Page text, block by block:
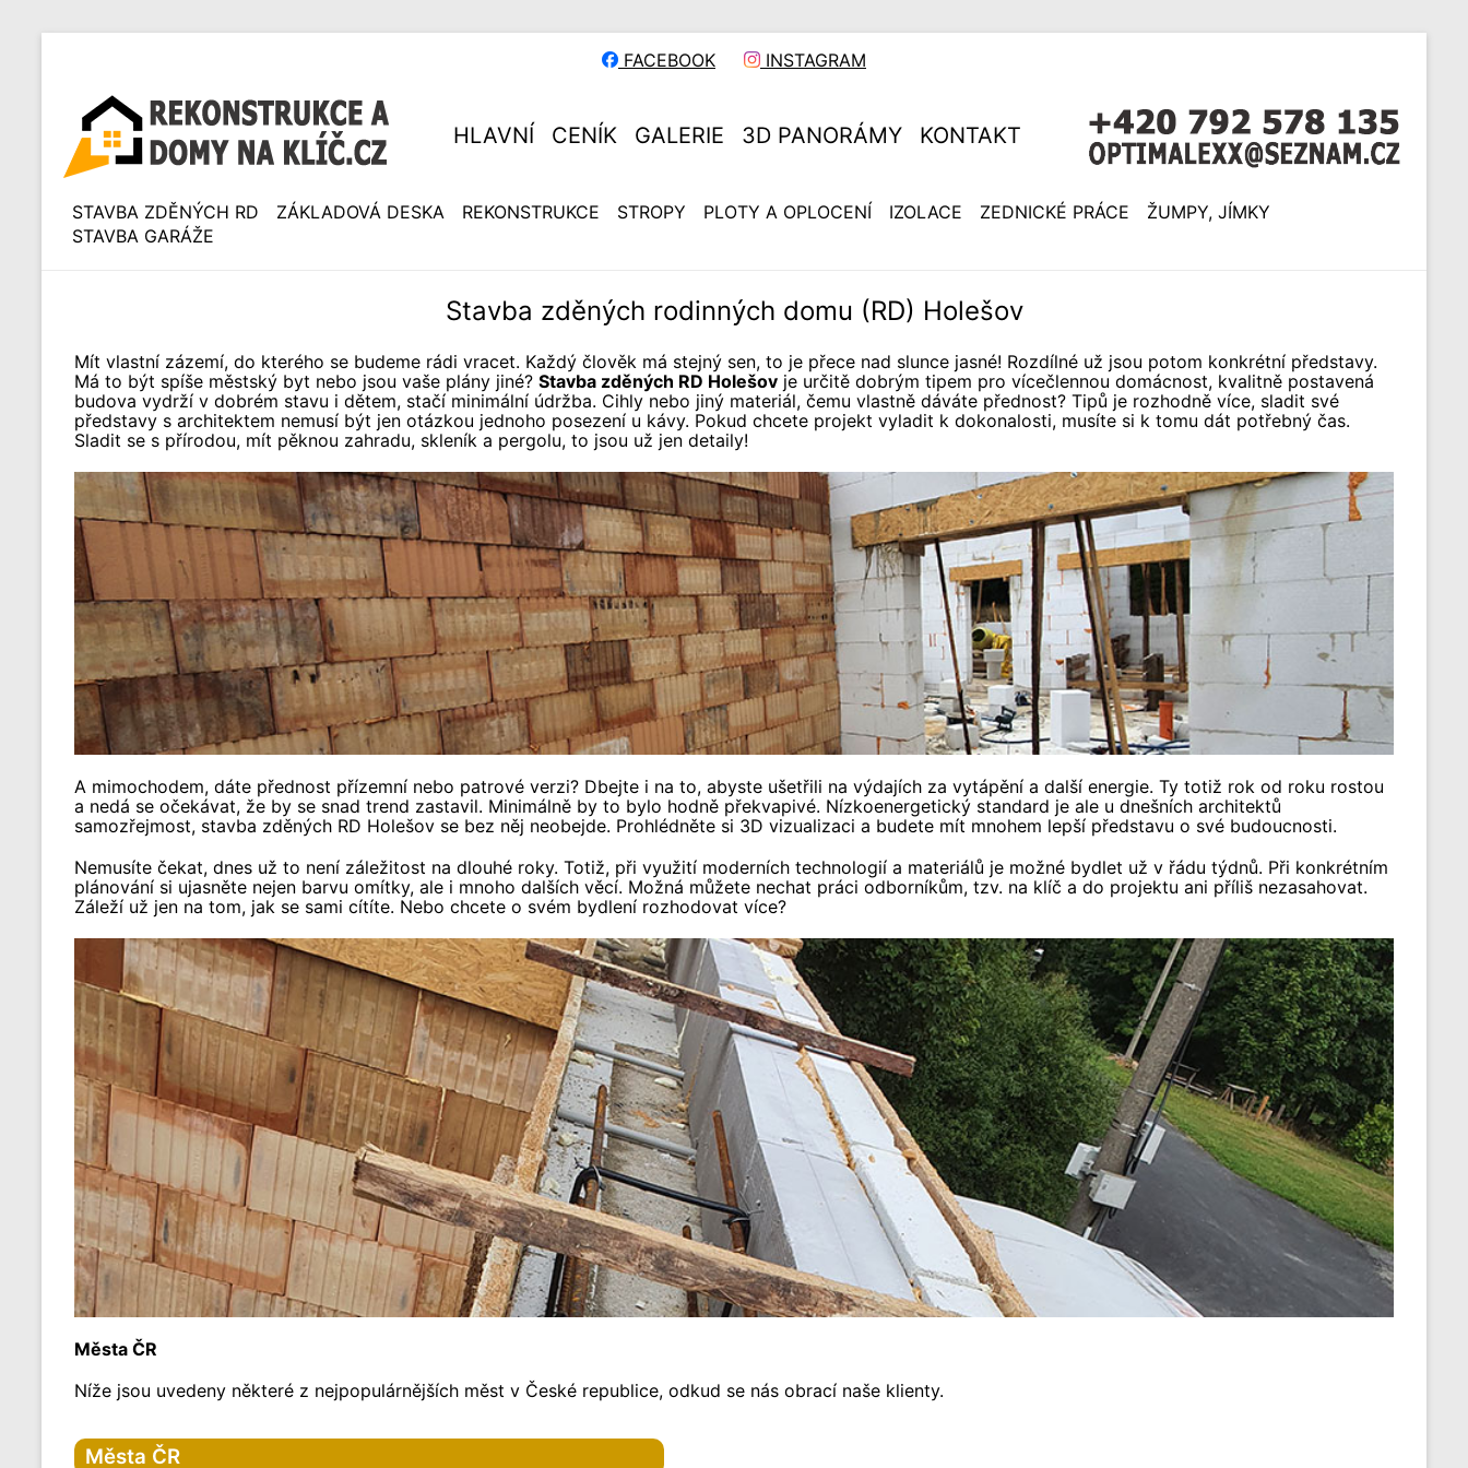
FACEBOOK INSTAGRAM
HLAVNÍ CENÍK GALERIE 3D PANORÁMY KONTAKT
STAVBA ZDĚNÝCH RD ZÁKLADOVÁ DESKA REKONSTRUKCE STROPY PLOTY A OPLOCENÍ IZOLACE ZEDNICKÉ PRÁCE
ŽUMPY, JÍMKY
STAVBA GARÁŽE
Stavba zděných rodinných domu (RD) Holešov
Mít vlastní zázemí, do kterého se budeme rádi vracet. Každý člověk má stejný sen, to je přece nad slunce jasné! Rozdílné už jsou potom konkrétní představy.
Má to být spíše městský byt nebo jsou vaše plány jiné? Stavba zděných RD Holešov je určitě dobrým tipem pro vícečlennou domácnost, kvalitně postavená
budova vydrží v dobrém stavu i dětem, stačí minimální údržba. Cihly nebo jiný materiál, čemu vlastně dáváte přednost? Tipů je rozhodně více, sladit své
představy s architektem nemusí být jen otázkou jednoho posezení u kávy. Pokud chcete projekt vyladit k dokonalosti, musíte si k tomu dát potřebný čas.
Sladit se s přírodou, mít pěknou zahradu, skleník a pergolu, to jsou už jen detaily!
A mimochodem, dáte přednost přízemní nebo patrové verzi? Dbejte i na to, abyste ušetřili na výdajích za vytápění a další energie. Ty totiž rok od roku rostou
a nedá se očekávat, že by se snad trend zastavil. Minimálně by to bylo hodně překvapivé. Nízkoenergetický standard je ale u dnešních architektů
samozřejmost, stavba zděných RD Holešov se bez něj neobejde. Prohlédněte si 3D vizualizaci a budete mít mnohem lepší představu o své budoucnosti.
Nemusíte čekat, dnes už to není záležitost na dlouhé roky. Totiž, při využití moderních technologií a materiálů je možné bydlet už v řádu týdnů. Při konkrétním
plánování si ujasněte nejen barvu omítky, ale i mnoho dalších věcí. Možná můžete nechat práci odborníkům, tzv. na klíč a do projektu ani příliš nezasahovat.
Záleží už jen na tom, jak se sami cítíte. Nebo chcete o svém bydlení rozhodovat více?
Města ČR
Níže jsou uvedeny některé z nejpopulárnějších měst v České republice, odkud se nás obrací naše klienty.
Města ČR